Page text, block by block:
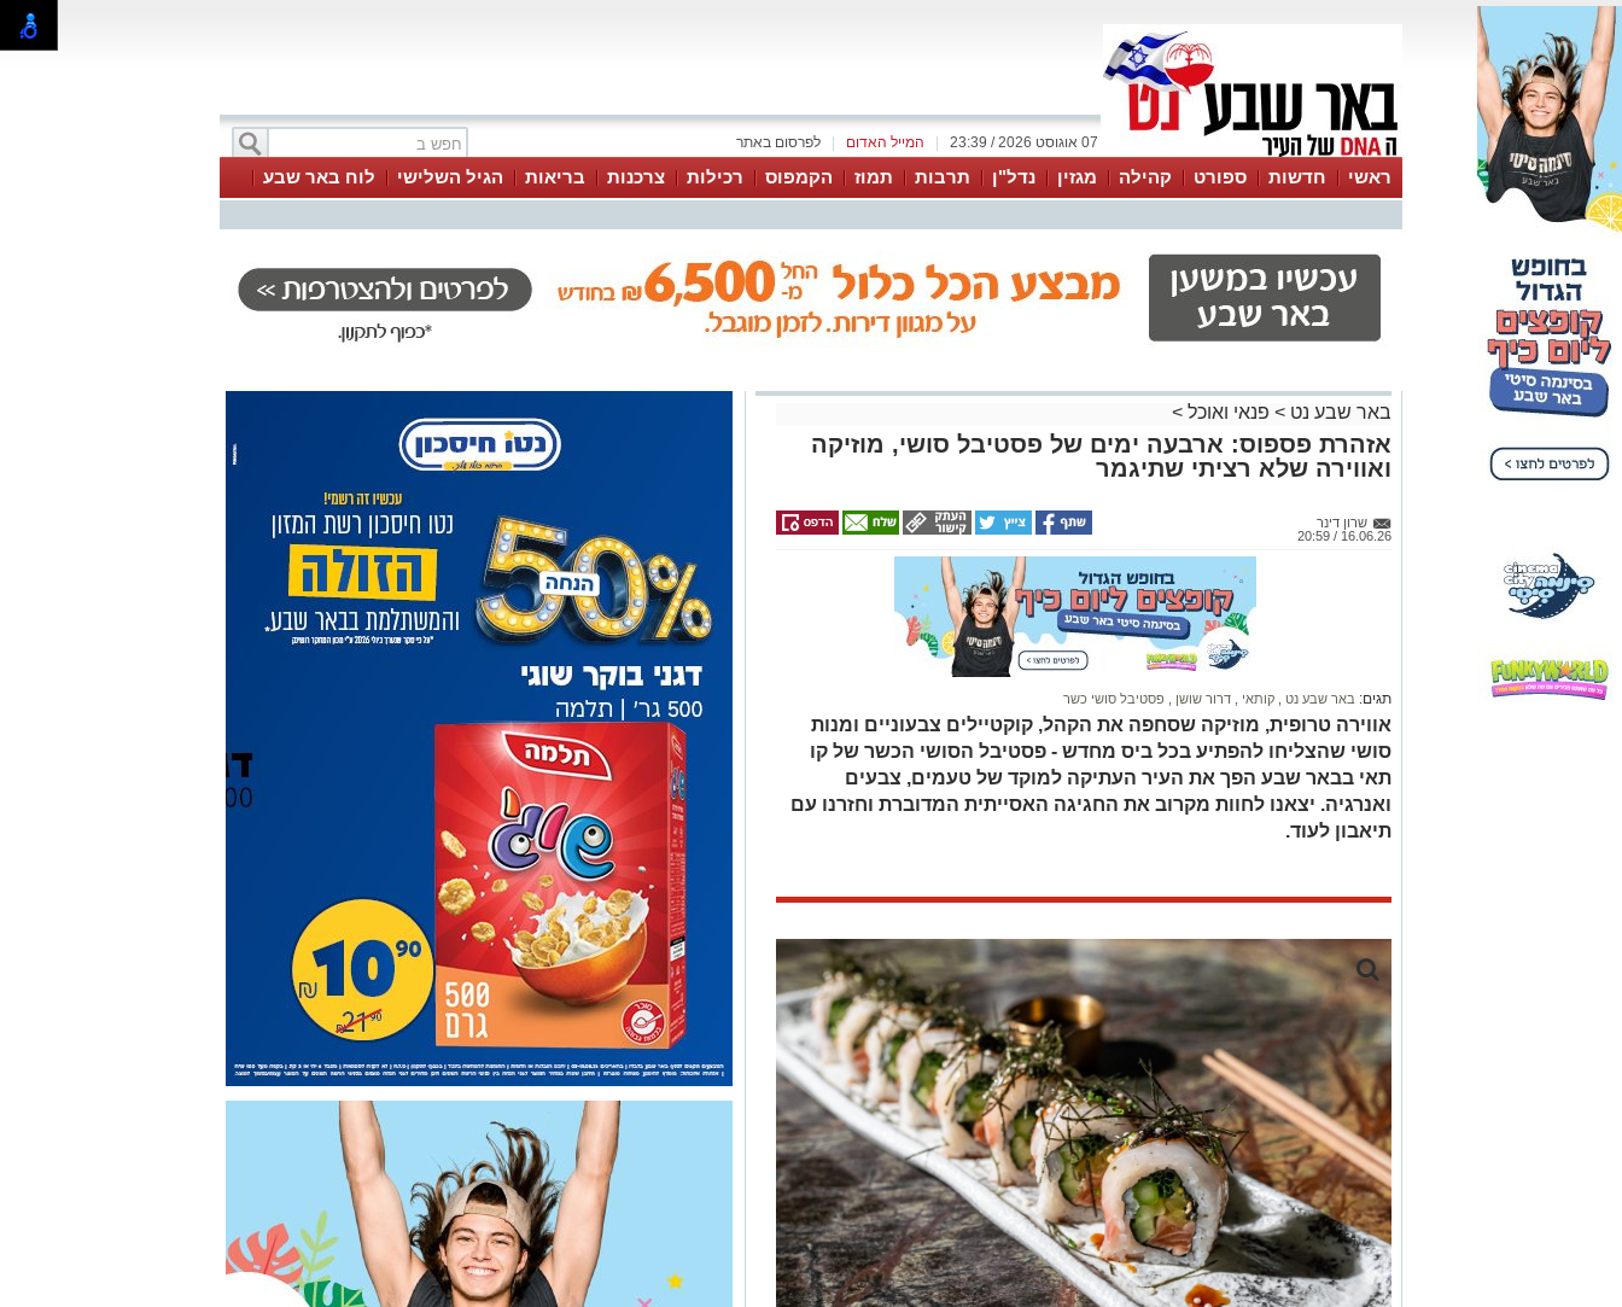
לפרסום באתר המייל האדום 07 אוגוסט 2026 / 23:39
ראשי חדשות ספורט קהילה מגזין נדל"ן תרבות תמוז הקמפוס רכילות צרכנות בריאות הגיל השלישי
לוח באר שבע
באר שבע נט > פנאי ואוכל >
אזהרת פספוס: ארבעה ימים של פסטיבל סושי, מוזיקה
ואווירה שלא רציתי שתיגמר
שרון דינר
16.06.26 / 20:59
תגים: באר שבע נט קותאי דרור שושן פסטיבל סושי כשר
אווירה טרופית, מוזיקה שסחפה את הקהל, קוקטיילים צבעוניים ומנות
סושי שהצליחו להפתיע בכל ביס מחדש - פסטיבל הסושי הכשר של קו
תאי בבאר שבע הפך את העיר העתיקה למוקד של טעמים, צבעים
ואנרגיה. יצאנו לחוות מקרוב את החגיגה האסייתית המדוברת וחזרנו עם
תיאבון לעוד.